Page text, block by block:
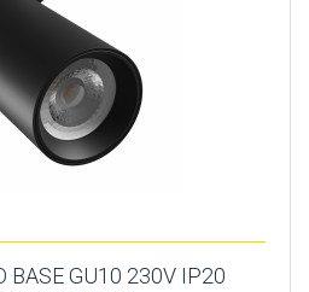
BASE GU10 230V IP20